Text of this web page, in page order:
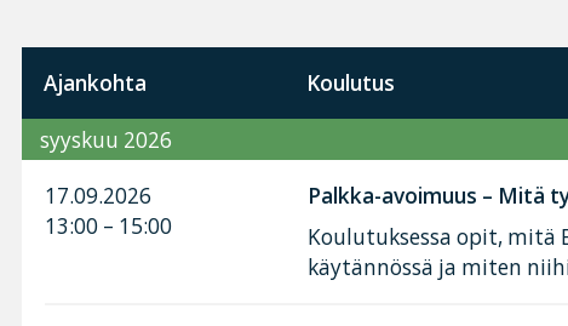
Ajankohta Koulutus
syyskuu 2026
17.09.2026
13:00 – 15:00
Palkka-avoimuus – Mitä
Koulutuksessa opit,
käytännössä ja miten